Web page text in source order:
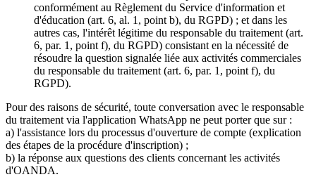
conformément au Règlement du Service d'information et
d'éducation (art. 6, al. 1, point b), du RGPD) ; et dans les
autres cas, l'intérêt légitime du responsable du traitement (art.
6, par. 1, point f), du RGPD) consistant en la nécessité de
résoudre la question signalée liée aux activités commerciales
du responsable du traitement (art. 6, par. 1, point f), du
RGPD).
Pour des raisons de sécurité, toute conversation avec le responsable
du traitement via l'application WhatsApp ne peut porter que sur :
a) l'assistance lors du processus d'ouverture de compte (explication
des étapes de la procédure d'inscription) ;
b) la réponse aux questions des clients concernant les activités
d'OANDA.